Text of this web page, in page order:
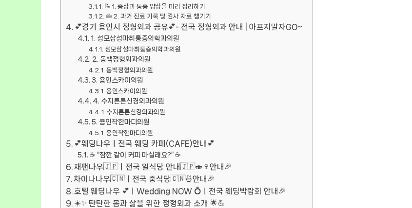
📝 1. 증상과 통증 양상을 미리 정리하기
👜 2. 과거 진료 기록 및 검사 자료 챙기기
💕경기 용인시 정형외과 공유💕- 전국 정형외과 안내 | 아프지말자GO~
1. 성모삼성마취통증의학과의원
성모삼성마취통증의학과의원
2. 동백정형외과의원
동백정형외과의원
3. 용인스카이의원
용인스카이의원
4. 수지튼튼신경외과의원
수지튼튼신경외과의원
5. 용인착한마디의원
용인착한마디의원
💕웨딩나우ㅣ전국 웨딩 카페(CAFE)안내💕
☕ “잠깐 같이 커피 마실래요?” ☕
재팬나우🇯🇵ㅣ전국 일식당 안내🇯🇵🍣🍷안내🎉
차이나나우🇨🇳ㅣ전국 중식당🇨🇳🍜안내🎉
호텔 웨딩나우 💕ㅣWedding NOW 💍ㅣ전국 웨딩박람회 안내🎉
☀️✨ 탄탄한 몸과 삶을 위한 정형외과 소개 🌟💪